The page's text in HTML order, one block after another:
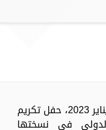
مدار الساعة -تشهد العاصمة القطرية الدوحة يوم 29 يناير 2023، حفل تكريم
في نسختها